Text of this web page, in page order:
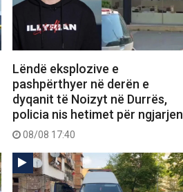
Lëndë eksplozive e
pashpërthyer në derën e
dyqanit të Noizyt në Durrës,
policia nis hetimet për ngjarjen
08/08 17:40